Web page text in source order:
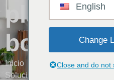
plástico
bombas
Inicio
Noticias
Solución de plástico para
English
Change
Close and do not